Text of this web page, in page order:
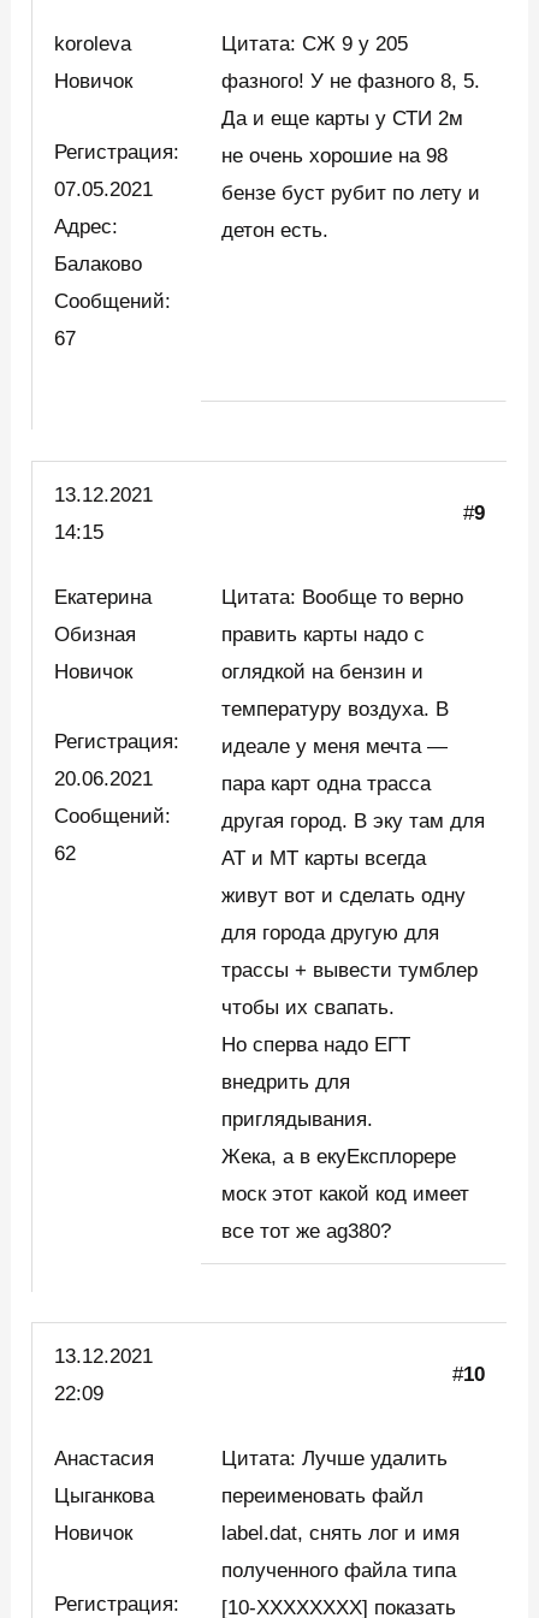
koroleva
Новичок
Регистрация:
07.05.2021
Адрес:
Балаково
Сообщений:
67
Цитата: СЖ 9 у 205
фазного! У не фазного 8, 5.
Да и еще карты у СТИ 2м
не очень хорошие на 98
бензе буст рубит по лету и
детон есть.
13.12.2021
14:15
#9
Екатерина
Обизная
Новичок
Регистрация:
20.06.2021
Сообщений:
62
Цитата: Вообще то верно
править карты надо с
оглядкой на бензин и
температуру воздуха. В
идеале у меня мечта —
пара карт одна трасса
другая город. В эку там для
АТ и МТ карты всегда
живут вот и сделать одну
для города другую для
трассы + вывести тумблер
чтобы их свапать.
Но сперва надо ЕГТ
внедрить для
приглядывания.
Жека, а в екуЕксплорере
моск этот какой код имеет
все тот же ag380?
13.12.2021
22:09
#10
Анастасия
Цыганкова
Новичок
Регистрация:
Цитата: Лучше удалить
переименовать файл
label.dat, снять лог и имя
полученного файла типа
[10-XXXXXXXX] показать